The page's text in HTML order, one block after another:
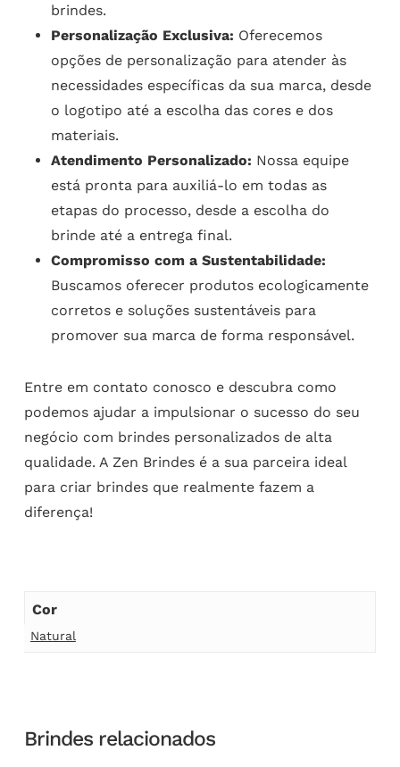
brindes.
Personalização Exclusiva: Oferecemos
opções de personalização para atender às
necessidades específicas da sua marca, desde
o logotipo até a escolha das cores e dos
materiais.
Atendimento Personalizado: Nossa equipe
está pronta para auxiliá-lo em todas as
etapas do processo, desde a escolha do
brinde até a entrega final.
Compromisso com a Sustentabilidade:
Buscamos oferecer produtos ecologicamente
corretos e soluções sustentáveis para
promover sua marca de forma responsável.
Entre em contato conosco e descubra como
podemos ajudar a impulsionar o sucesso do seu
negócio com brindes personalizados de alta
qualidade. A Zen Brindes é a sua parceira ideal
para criar brindes que realmente fazem a
diferença!
Cor
Natural
Brindes relacionados